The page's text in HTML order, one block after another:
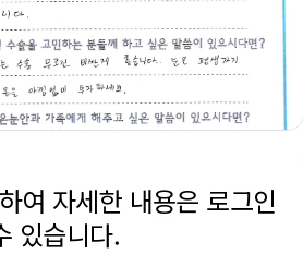
여 자세한 내용은 로그인
있습니다.